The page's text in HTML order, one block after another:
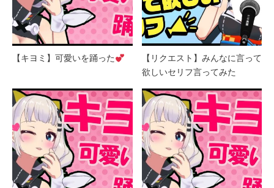
【キヨミ】可愛いを踊った
【リクエスト】みんなに言って
欲しいセリフ言ってみた